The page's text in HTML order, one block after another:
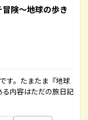
険～地球の歩き
す。たまたま『地球
内容はただの旅日記